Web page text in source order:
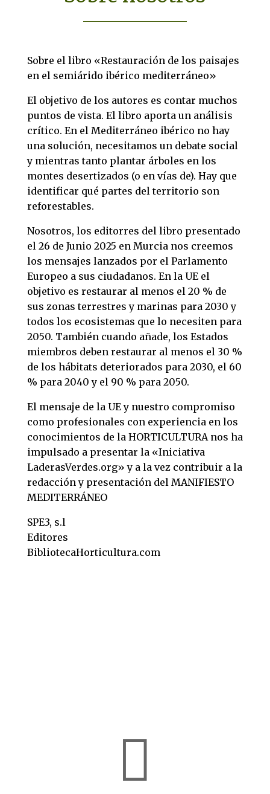
Sobre el libro «Restauración de los paisajes
en el semiárido ibérico mediterráneo»
El objetivo de los autores es contar muchos
puntos de vista. El libro aporta un análisis
crítico. En el Mediterráneo ibérico no hay
una solución, necesitamos un debate social
y mientras tanto plantar árboles en los
montes desertizados (o en vías de). Hay que
identificar qué partes del territorio son
reforestables.
Nosotros, los editorres del libro presentado
el 26 de Junio 2025 en Murcia nos creemos
los mensajes lanzados por el Parlamento
Europeo a sus ciudadanos. En la UE el
objetivo es restaurar al menos el 20 % de
sus zonas terrestres y marinas para 2030 y
todos los ecosistemas que lo necesiten para
2050. También cuando añade, los Estados
miembros deben restaurar al menos el 30 %
de los hábitats deteriorados para 2030, el 60
% para 2040 y el 90 % para 2050.
El mensaje de la UE y nuestro compromiso
como profesionales con experiencia en los
conocimientos de la HORTICULTURA nos ha
impulsado a presentar la «Iniciativa
LaderasVerdes.org» y a la vez contribuir a la
redacción y presentación del MANIFIESTO
MEDITERRÁNEO
SPE3, s.l
Editores
BibliotecaHorticultura.com
